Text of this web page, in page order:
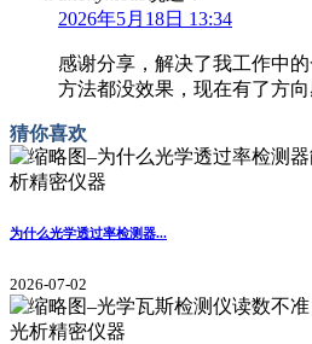
2026年5月18日 13:34
感谢分享，解决了我工作中
方法都没效果，现在有了方向
猜你喜欢
为什么光学透过率检测器...
2026-07-02